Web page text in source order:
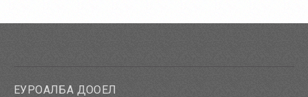
ЕУРОАЛБА ДООЕЛ